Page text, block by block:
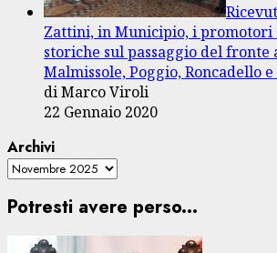
Zattini, in Municipio, i
storiche sul passaggio del fronte
Malmissole, Poggio, Roncadello
di Marco Viroli
22 Gennaio 2020
Archivi
Potresti avere perso...